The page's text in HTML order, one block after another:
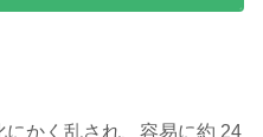
にかく乱され、容易に約 24